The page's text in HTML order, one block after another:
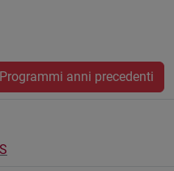
Programmi anni precedenti